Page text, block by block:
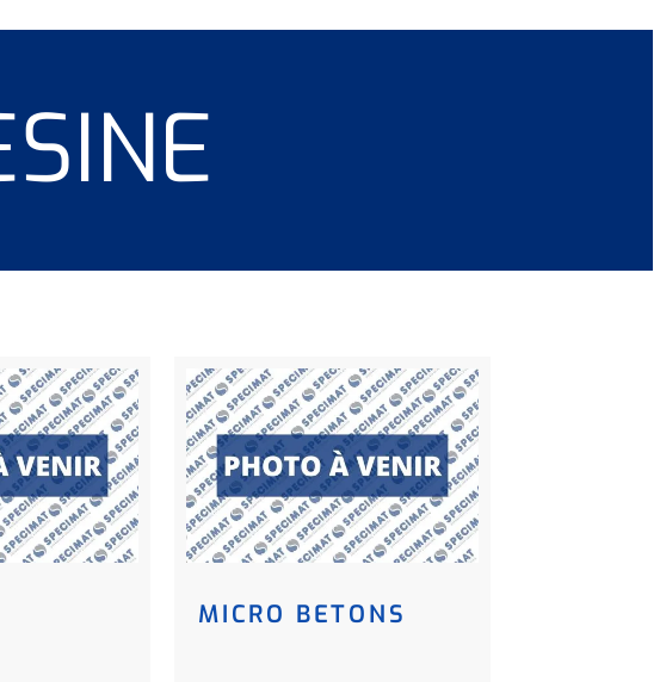
MICRO BETONS